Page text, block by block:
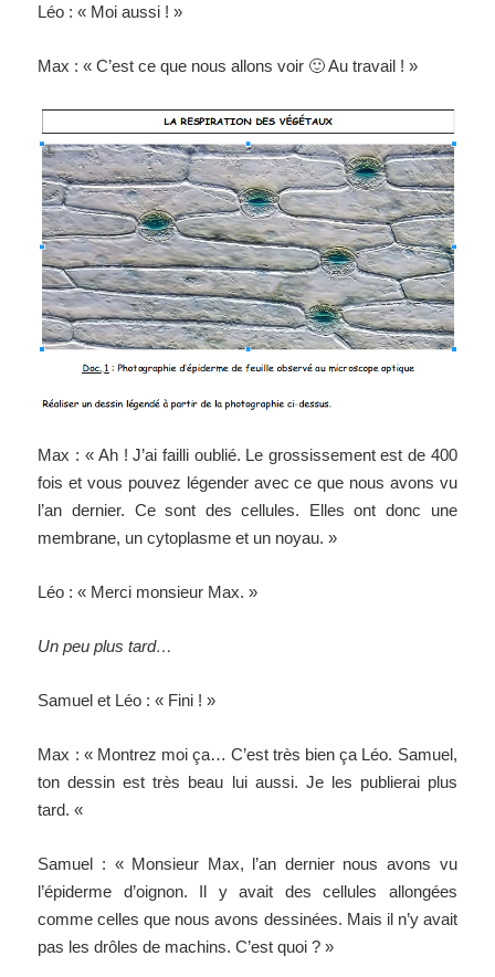
Léo : « Moi aussi ! »
Max : « C’est ce que nous allons voir 🙂 Au travail ! »
Max : « Ah ! J’ai failli oublié. Le grossissement est de 400
fois et vous pouvez légender avec ce que nous avons vu
l’an dernier. Ce sont des cellules. Elles ont donc une
membrane, un cytoplasme et un noyau. »
Léo : « Merci monsieur Max. »
Un peu plus tard…
Samuel et Léo : « Fini ! »
Max : « Montrez moi ça…C’est très bien ça Léo. Samuel,
ton dessin est très beau lui aussi. Je les publierai plus
tard. «
Samuel : « Monsieur Max, l’an dernier nous avons vu
l’épiderme d’oignon. Il y avait des cellules allongées
comme celles que nous avons dessinées. Mais il n’y avait
pas les drôles de machins. C’est quoi ? »